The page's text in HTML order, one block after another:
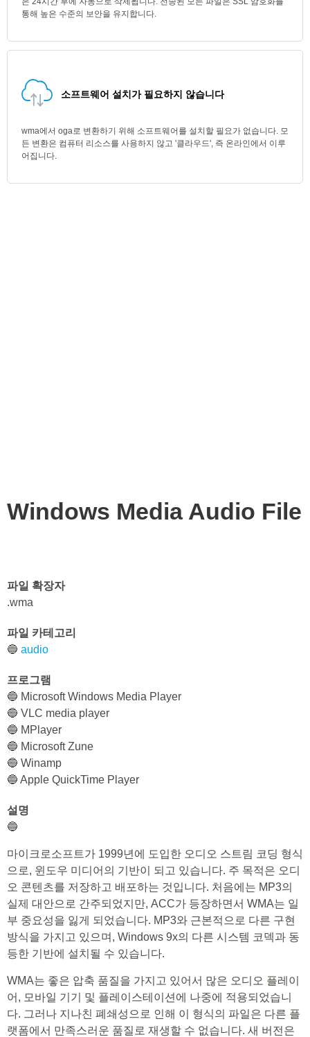
통해 높은 수준의 보안을 유지합니다.
소프트웨어 설치가 필요하지 않습니다
wma에서 oga로 변환하기 위해 소프트웨어를 설치할 필요가 없습니다. 모
든 변환은 컴퓨터 리소스를 사용하지 않고 '클라우드', 즉 온라인에서 이루
어집니다.
Windows Media Audio File
파일 확장자
.wma
파일 카테고리
🔵 audio
프로그램
🔵 Microsoft Windows Media Player
🔵 VLC media player
🔵 MPlayer
🔵 Microsoft Zune
🔵 Winamp
🔵 Apple QuickTime Player
설명
🔵
마이크로소프트가 1999년에 도입한 오디오 스트림 코딩 형식
으로, 윈도우 미디어의 기반이 되고 있습니다. 주 목적은 오디
오 콘텐츠를 저장하고 배포하는 것입니다. 처음에는 MP3의
실제 대안으로 간주되었지만, ACC가 등장하면서 WMA는 일
부 중요성을 잃게 되었습니다. MP3와 근본적으로 다른 구현
방식을 가지고 있으며, Windows 9x의 다른 시스템 코덱과 동
등한 기반에 설치될 수 있습니다.
WMA는 좋은 압축 품질을 가지고 있어서 많은 오디오 플레이
어, 모바일 기기 및 플레이스테이션에 나중에 적용되었습니
다. 그러나 지나친 폐쇄성으로 인해 이 형식의 파일은 다른 플
랫폼에서 만족스러운 품질로 재생할 수 없습니다. 새 버전은